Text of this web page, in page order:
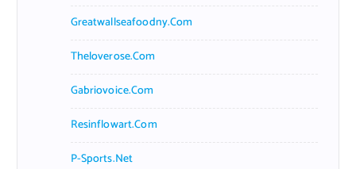
Greatwallseafoodny.com
Theloverose.com
Gabriovoice.com
Resinflowart.com
P-Sports.net